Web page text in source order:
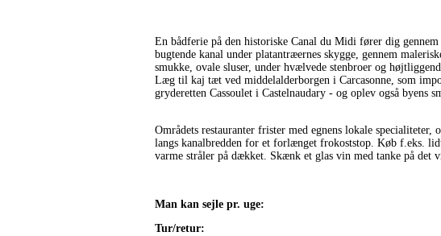
En bådferie på den historiske Canal du Midi fører dig
bugtende kanal under platantræernes skygge, gennem
smukke, ovale sluser, under hvælvede stenbroer og
Læg til kaj tæt ved middelalderborgen i Carcasonne, som
gryderetten Cassoulet i Castelnaudary - og oplev også byens
Områdets restauranter frister med egnens lokale
langs kanalbredden for et forlænget frokoststop. Køb f.eks.
varme stråler på dækket. Skænk et glas vin med tanke på det
Man kan sejle pr. uge:
Tur/retur: